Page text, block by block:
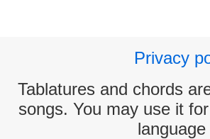
Privacy
Tablatures and chords
songs. You may use it